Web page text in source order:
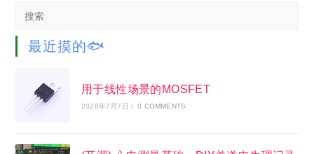
Search
website
最近摸的🐟
用于线性场景的MOSFET
2026年7月7日 / 0 COMMENTS